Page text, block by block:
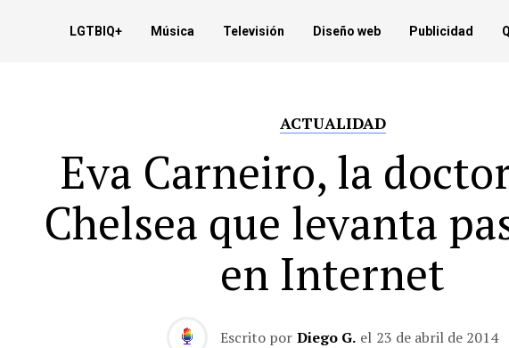
LGTBIQ+ Música Televisión Diseño web Publicidad
ACTUALIDAD
Eva Carneiro, la
Chelsea que levanta
en Internet
Escrito por Diego G. el 23 de abril de 2014